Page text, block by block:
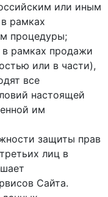
или иным
рамках
процедуры;
в рамках продажи
или в части),
все
настоящей
им
защиты прав
лиц в
Сайта.